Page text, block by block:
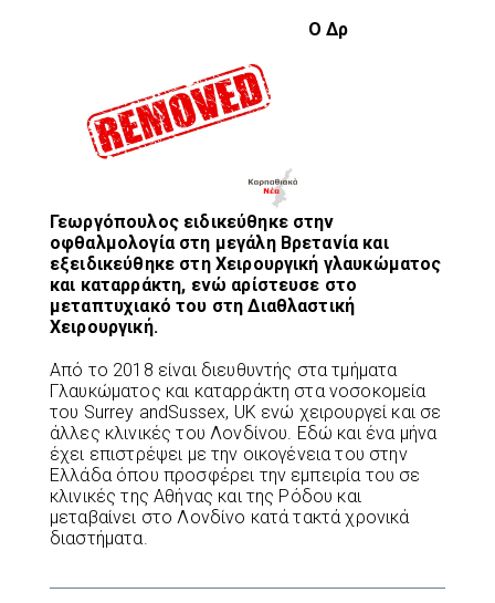
Ο Δρ
Γεωργόπουλος ειδικεύθηκε στην
οφθαλμολογία στη μεγάλη Βρετανία και
εξειδικεύθηκε στη Χειρουργική γλαυκώματος
και καταρράκτη, ενώ αρίστευσε στο
μεταπτυχιακό του στη Διαθλαστική
Χειρουργική.
Από το 2018 είναι διευθυντής στα τμήματα
Γλαυκώματος και καταρράκτη στα νοσοκομεία
του Surrey andSussex, UK ενώ χειρουργεί και σε
άλλες κλινικές του Λονδίνου. Εδώ και ένα μήνα
έχει επιστρέψει με την οικογένεια του στην
Ελλάδα όπου προσφέρει την εμπειρία του σε
κλινικές της Αθήνας και της Ρόδου και
μεταβαίνει στο Λονδίνο κατά τακτά χρονικά
διαστήματα.